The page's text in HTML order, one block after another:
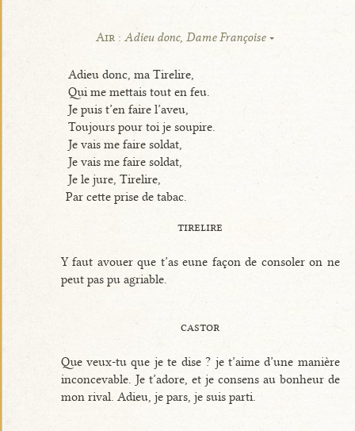
Air :Adieu donc, Dame Françoise
Adieu donc, ma Tirelire,
Qui me mettais tout en feu.
Je puis t’en faire l’aveu,
Toujours pour toi je soupire.
Je vais me faire soldat,
Je vais me faire soldat,
Je le jure, Tirelire,
Par cette prise de tabac.
tirelire
Y faut avouer que t’as eune façon de consoler on ne
peut pas pu agriable.
castor
Que veux-tu que je te dise ? je t’aime d’une manière
inconcevable. Je t’adore, et je consens au bonheur de
mon rival. Adieu, je pars, je suis parti.